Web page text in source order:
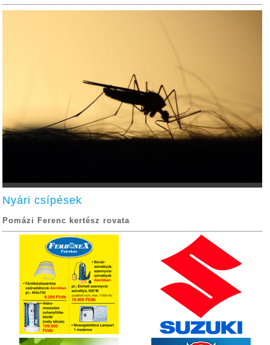
Nyári csípések
Pomázi Ferenc kertész rovata